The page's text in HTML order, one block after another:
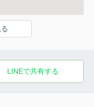
LINEで共有する